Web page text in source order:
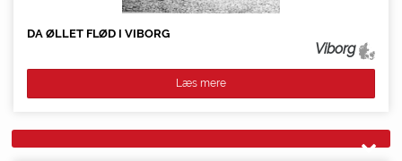
DA ØLLET FLØD I VIBORG
Viborg
Læs mere